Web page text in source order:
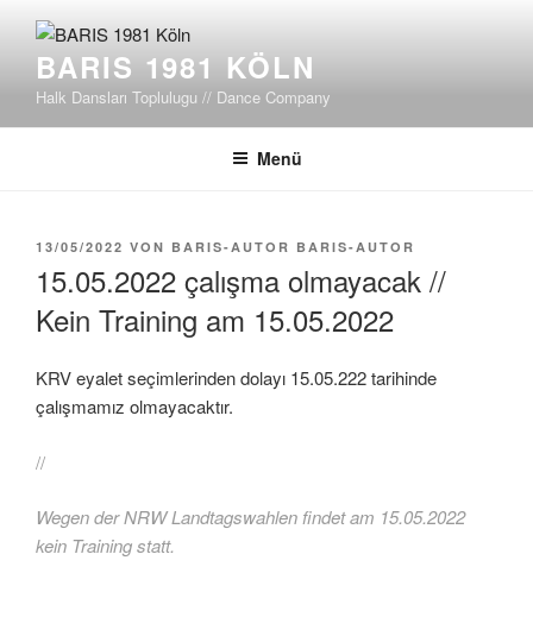
Inhalt
springenBARIS 1981 KÖLN
Halk Dansları Toplulugu // Dance Company
Menü
VERÖFFENTLICHT
13/05/2022 VON BARIS-AUTOR BARIS-AUTOR
15.05.2022 çalışma olmayacak //
Kein Training am 15.05.2022
KRV eyalet seçimlerinden dolayı 15.05.222 tarihinde
çalışmamız olmayacaktır.
//
Wegen der NRW Landtagswahlen findet am 15.05.2022
kein Training statt.